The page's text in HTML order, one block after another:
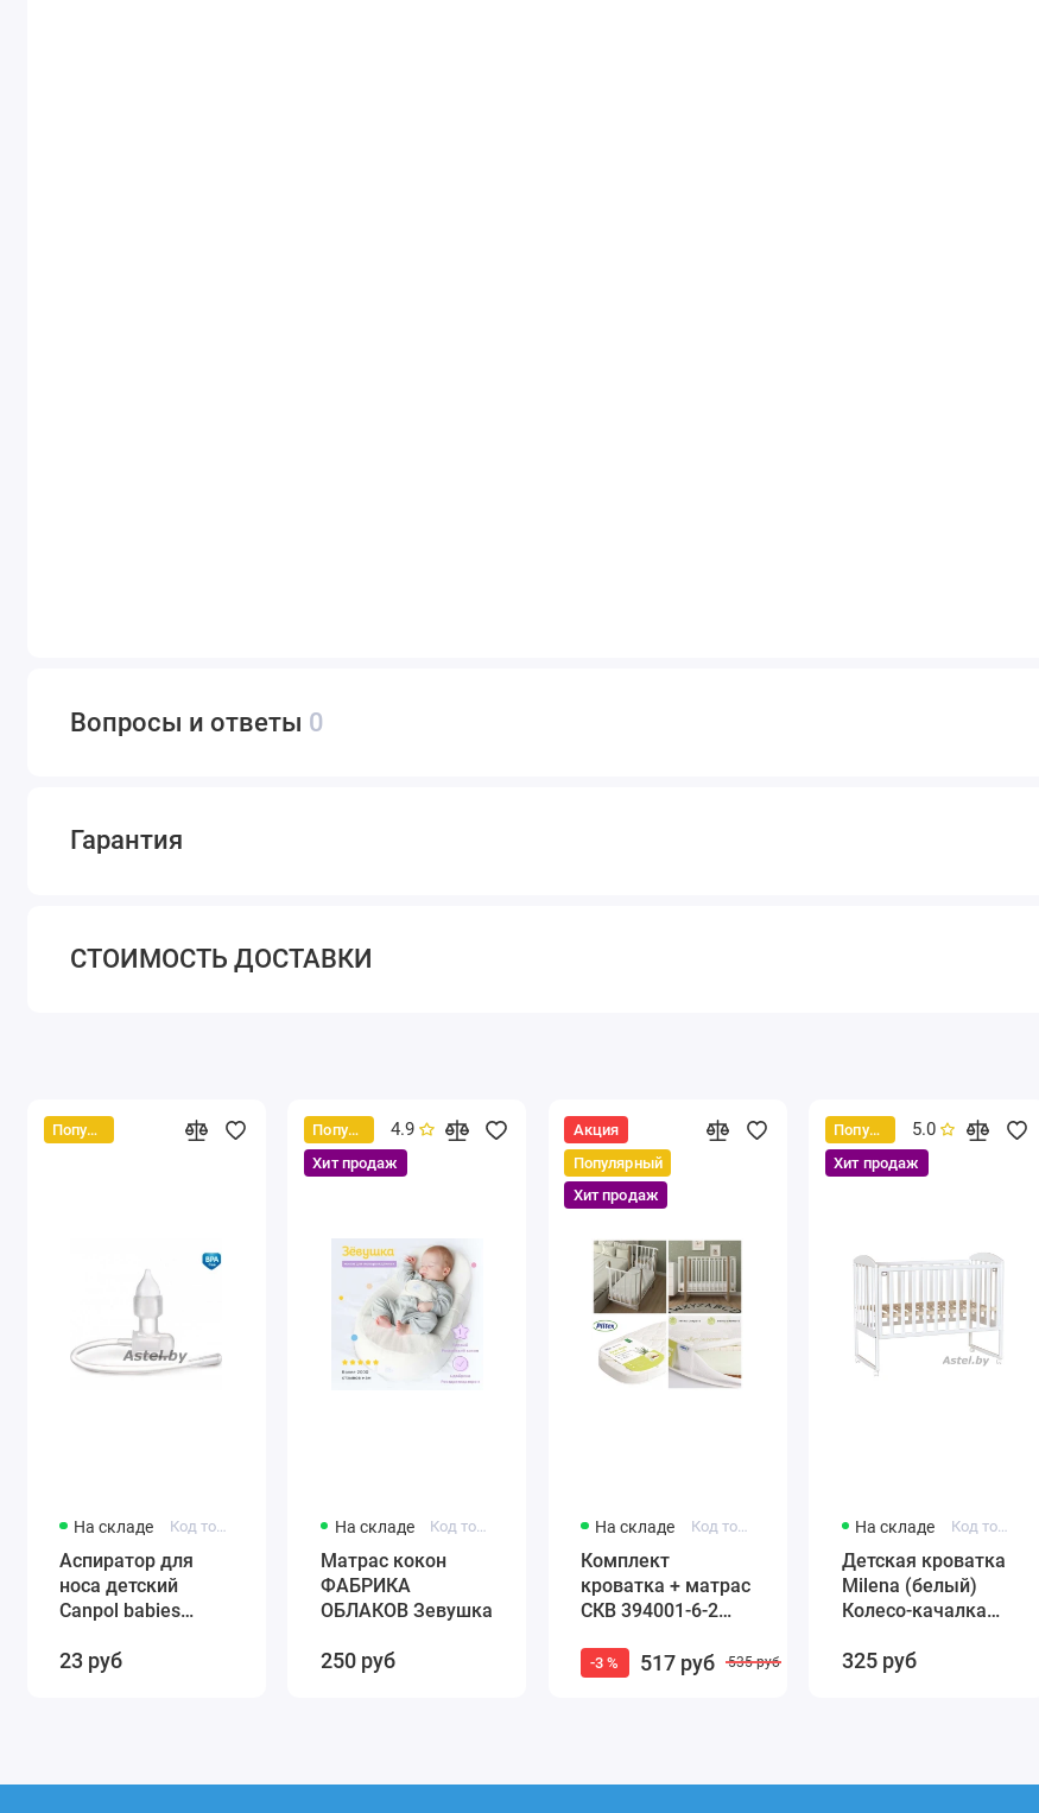
Вопросы и ответы 0
Гарантия
СТОИМОСТЬ ДОСТАВКИ
Популярный
На складе Код товара: 56/007
Аспиратор для
носа детский
Canpol babies
56/007
23 руб
Популярный
Хит продаж
4.9
На складе Код товара: 0001
Матрас кокон
ФАБРИКА
ОБЛАКОВ Зевушка
250 руб
Акция
Популярный
Хит продаж
На складе Код товара: 4650259584965
Комплект
кроватка + матрас
СКВ 394001-6-2
бук (закругленные
края)
-3 % 517 руб 535 руб
Популярный
Хит продаж
5.0
На складе Код товара: F002-01
Детская кроватка
Milena (белый)
Колесо-качалка
быстросъемная
325 руб